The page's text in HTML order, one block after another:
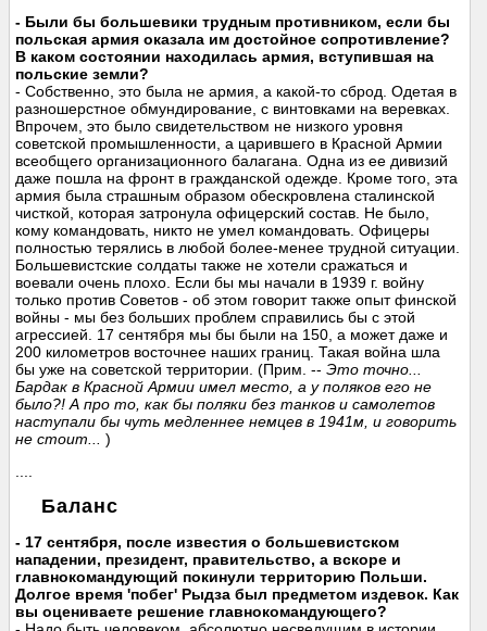
- Были бы большевики трудным противником, если бы
польская армия оказала им достойное сопротивление?
В каком состоянии находилась армия, вступившая на
польские земли?
- Собственно, это была не армия, а какой-то сброд. Одетая в
разношерстное обмундирование, с винтовками на веревках.
Впрочем, это было свидетельством не низкого уровня
советской промышленности, а царившего в Красной Армии
всеобщего организационного балагана. Одна из ее дивизий
даже пошла на фронт в гражданской одежде. Кроме того, эта
армия была страшным образом обескровлена сталинской
чисткой, которая затронула офицерский состав. Не было,
кому командовать, никто не умел командовать. Офицеры
полностью терялись в любой более-менее трудной ситуации.
Большевистские солдаты также не хотели сражаться и
воевали очень плохо. Если бы мы начали в 1939 г. войну
только против Советов - об этом говорит также опыт финской
войны - мы без больших проблем справились бы с этой
агрессией. 17 сентября мы бы были на 150, а может даже и
200 километров восточнее наших границ. Такая война шла
бы уже на советской территории. (Прим. --Это точно...
Бардак в Красной Армии имел место, а у поляков его не
было?! А про то, как бы поляки без танков и самолетов
наступали бы чуть медленнее немцев в 1941м, и говорить
не стоит...)
Баланс
- 17 сентября, после известия о большевистском
нападении, президент, правительство, а вскоре и
главнокомандующий покинули территорию Польши.
Долгое время 'побег' Рыдза был предметом издевок. Как
вы оцениваете решение главнокомандующего?